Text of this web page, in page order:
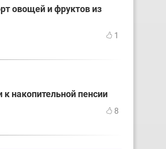
овощей и фруктов из
1
накопительной пенсии
8